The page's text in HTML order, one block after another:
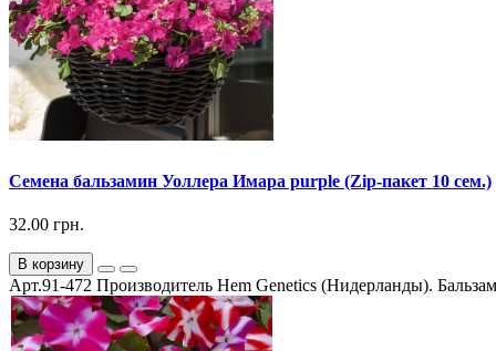
Семена бальзамин Уоллера Имара purple (Zip-пакет 10 сем.)
32.00 грн.
В корзину
Арт.91-472 Производитель Hem Genetics (Нидерланды).